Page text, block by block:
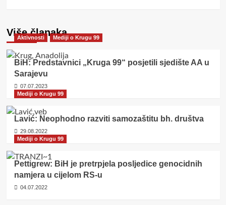
Više članaka
Aktivnosti Mediji o Krugu 99
BiH: Predstavnici „Kruga 99“ posjetili sjedište AA u
Sarajevu
07.07.2023
Mediji o Krugu 99
Lavić: Neophodno razviti samozaštitu bh. društva
29.08.2022
Mediji o Krugu 99
Pettigrew: BiH je pretrpjela posljedice genocidnih
namjera u cijelom RS-u
04.07.2022